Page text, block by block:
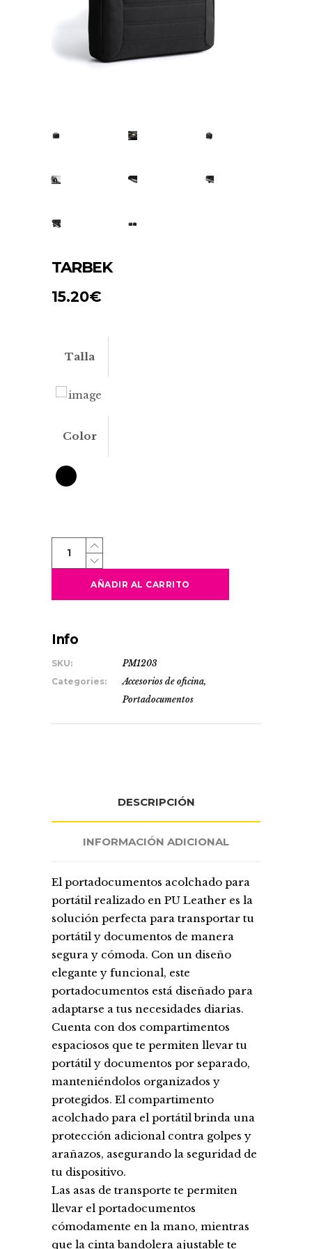
TARBEK
15.20€
Talla
Color
TARBEK
quantity
AÑADIR AL CARRITO
Info
SKU:
PM1203
Categories:
Accesorios de oficina,
Portadocumentos
DESCRIPCIÓN
INFORMACIÓN ADICIONAL
El portadocumentos acolchado para
portátil realizado en PU Leather es la
solución perfecta para transportar tu
portátil y documentos de manera
segura y cómoda. Con un diseño
elegante y funcional, este
portadocumentos está diseñado para
adaptarse a tus necesidades diarias.
Cuenta con dos compartimentos
espaciosos que te permiten llevar tu
portátil y documentos por separado,
manteniéndolos organizados y
protegidos. El compartimento
acolchado para el portátil brinda una
protección adicional contra golpes y
arañazos, asegurando la seguridad de
tu dispositivo.
Las asas de transporte te permiten
llevar el portadocumentos
cómodamente en la mano, mientras
que la cinta bandolera ajustable te